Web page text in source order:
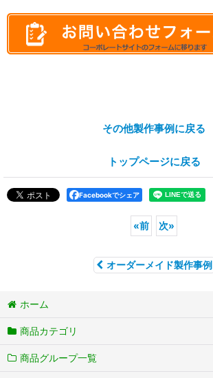
その他製作事例に戻る
トップページに戻る
Facebookでシェア
«前 次»
オーダーメイド製作事例
ホーム
商品カテゴリ
商品グループ一覧